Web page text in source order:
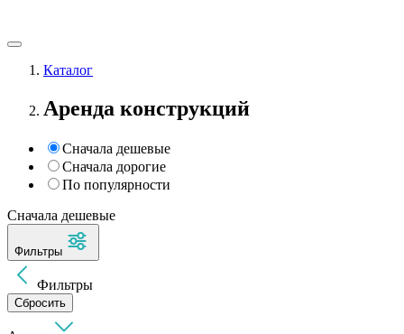
Каталог
Аренда конструкций
Сначала дешевые
Сначала дорогие
По популярности
Сначала дешевые
Фильтры
Фильтры
Сбросить